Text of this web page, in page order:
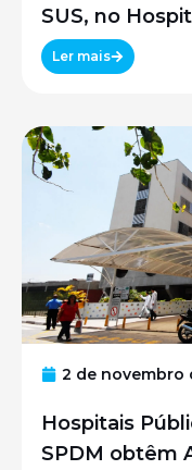
SUS, no
UNIFESP
Ler mais
2 de novembro
Hospitais
SPDM obtêm